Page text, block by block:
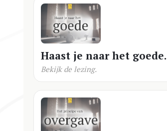
Haast je naar het goede.
Bekijk de lezing.